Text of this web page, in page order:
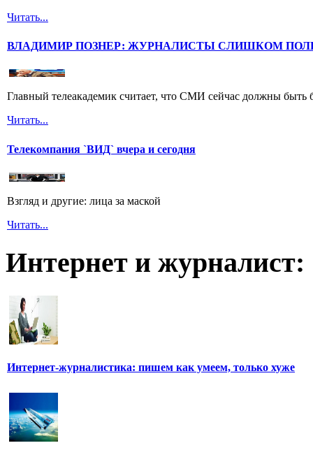
Читать...
ВЛАДИМИР ПОЗНЕР: ЖУРНАЛИСТЫ СЛИШКОМ
Главный телеакадемик считает, что СМИ сейчас должны быть
Читать...
Телекомпания `ВИД` вчера и сегодня
Взгляд и другие: лица за маской
Читать...
Интернет и журналист:
Интернет-журналистика: пишем как умеем, только хуже